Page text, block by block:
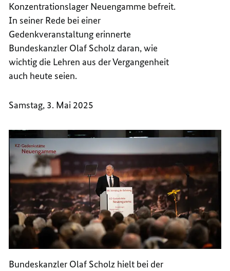
Konzentrationslager Neuengamme befreit.
In seiner Rede bei einer
Gedenkveranstaltung erinnerte
Bundeskanzler Olaf Scholz daran, wie
wichtig die Lehren aus der Vergangenheit
auch heute seien.
Samstag, 3. Mai 2025
Bundeskanzler Olaf Scholz hielt bei der